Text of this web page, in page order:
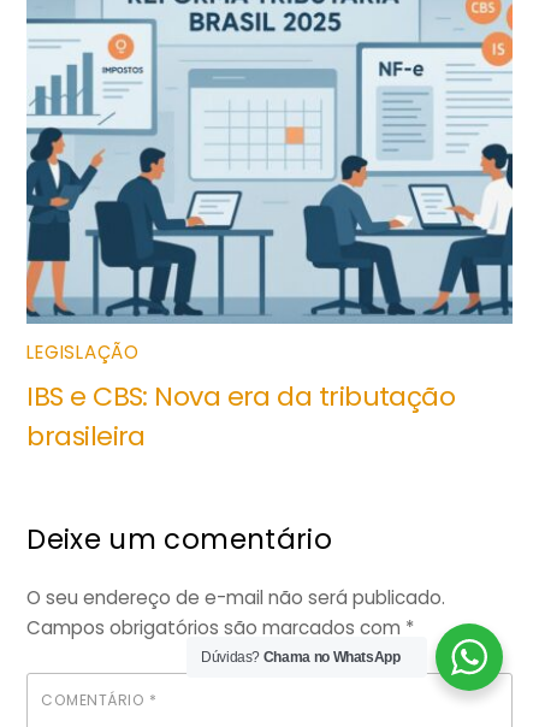
LEGISLAÇÃO
IBS e CBS: Nova era da tributação
brasileira
Deixe um comentário
O seu endereço de e-mail não será publicado.
Campos obrigatórios são marcados com *
COMENTÁRIO *
Dúvidas? Chama no WhatsApp